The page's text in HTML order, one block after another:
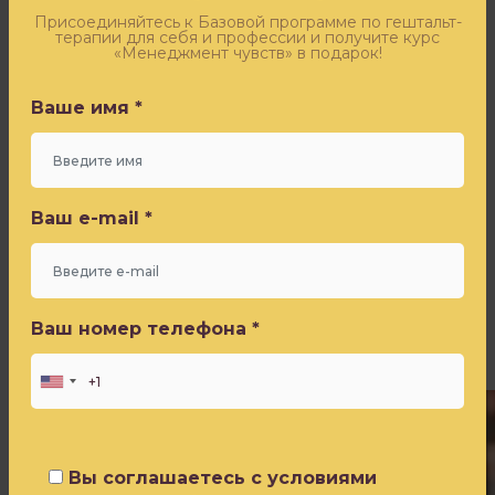
благодарности
больше,
некий
котором
выносимо
полезно
находиться.
Оставьте заявку - и получите бесплатный доступ к
эфиру «Синдром самозванца» от Игоря Погодина
Ваш e-mail *
Ваш номер телефона *
Политики конфиденциальности
Присоединяйтесь к Базовой программе по гештальт-
терапии для себя и профессии и получите курс
«Менеджмент чувств» в подарок!
Ваше имя *
Ваш e-mail *
Ваш номер телефона *
Вы соглашаетесь с условиями